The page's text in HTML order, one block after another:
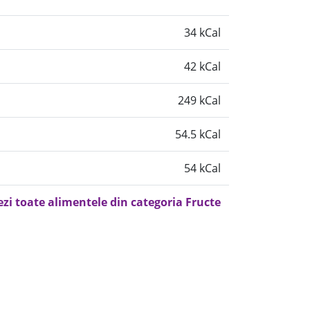
34 kCal
42 kCal
249 kCal
54.5 kCal
54 kCal
toate alimentele din categoria Fructe